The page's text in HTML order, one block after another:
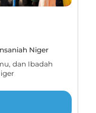
Niger
dan Ibadah